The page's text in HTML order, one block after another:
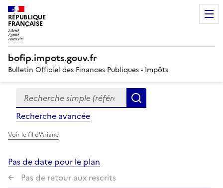
RÉPUBLIQUE
FRANÇAISE
bofip.impots.gouv.fr
Bulletin Officiel des Finances Publiques - Impôts
Formulaire
de
recherche
Recherche simple (références, mots clés, partie du
Recherche avancée
Voir le fil d'Ariane
Pas de date pour le plan
Pas de retour aux rescrits